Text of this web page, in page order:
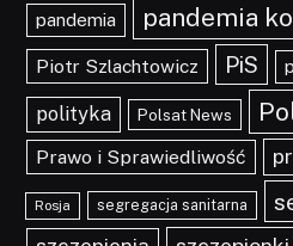
pandemia pandemia
Piotr Szlachtowicz PiS
polityka Polsat News
Prawo i Sprawiedliwość
Rosja segregacja sanitarna